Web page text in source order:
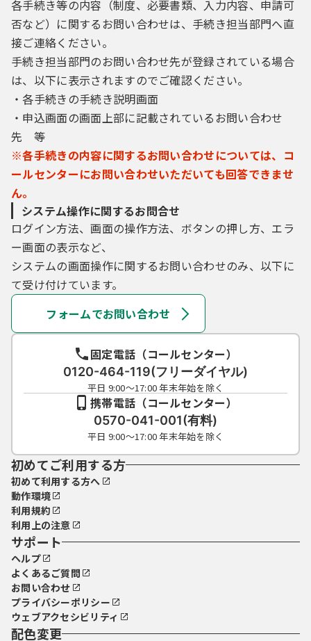
各手続き等の内容（制度、必要書類、入力内容、申請可
否など）に関するお問い合わせは、手続き担当部門へ直
接ご連絡ください。
手続き担当部門のお問い合わせ先が登録されている場合
は、以下に表示されますのでご確認ください。
・各手続きの手続き説明画面
・申込画面の画面上部に記載されているお問い合わせ
先 等
※各手続きの内容に関するお問い合わせについては、コ
ールセンターにお問い合わせいただいても回答できませ
ん。
システム操作に関するお問合せ
ログイン方法、画面の操作方法、ボタンの押し方、エラ
ー画面の表示など、
システムの画面操作に関するお問い合わせのみ、以下に
て受け付けています。
フォームでお問い合わせ
固定電話（コールセンター）
0120-464-119(フリーダイヤル)
平日 9:00～17:00 年末年始を除く
携帯電話（コールセンター）
0570-041-001(有料)
平日 9:00～17:00 年末年始を除く
初めてご利用する方
初めて利用する方へ
動作環境
利用規約
利用上の注意
サポート
ヘルプ
よくあるご質問
お問い合わせ
プライバシーポリシー
ウェブアクセシビリティ
配色変更